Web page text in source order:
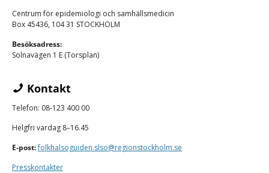
Centrum för epidemiologi och samhällsmedicin
Box 45436, 104 31 STOCKHOLM
Besöksadress:
Solnavägen 1 E (Torsplan)
Kontakt
Telefon: 08-123 400 00
Helgfri vardag 8–16.45
E-post:folkhalsoguiden.slso@regionstockholm.se
Presskontakter